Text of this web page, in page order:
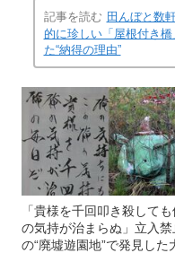
記事を読む 田んぼと数
的に珍しい「屋根付き
た“納得の理由”
「貴様を千回叩き殺して
の気持が治まらぬ」立入禁
の“廃墟遊園地”で発見した